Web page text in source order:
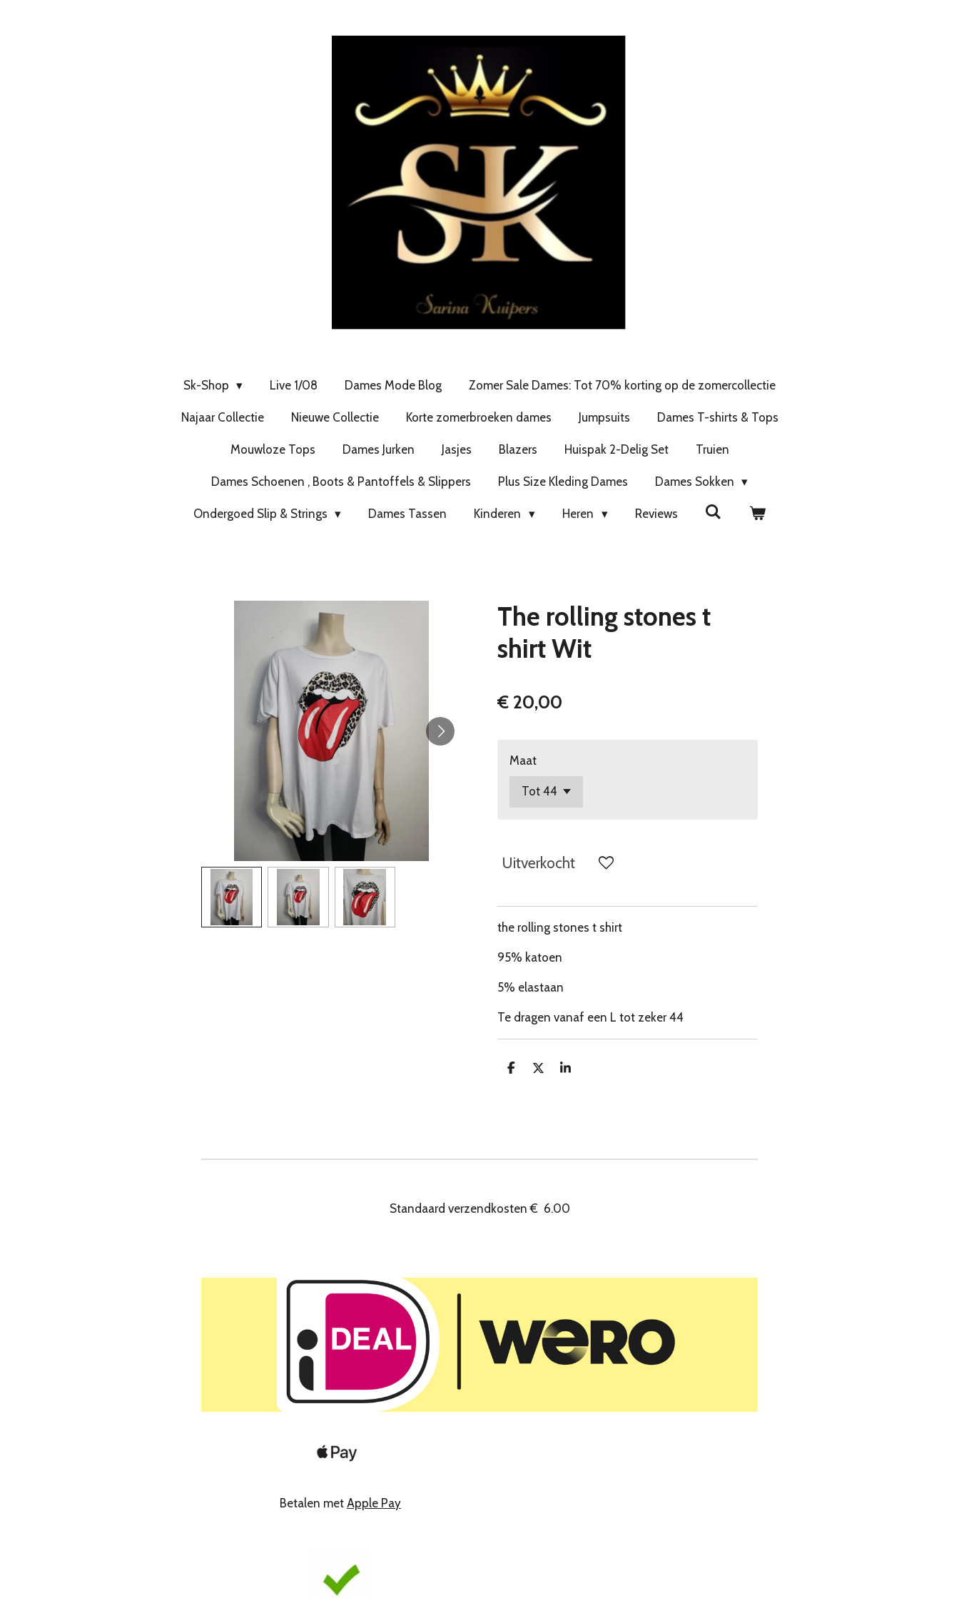
Sk-Shop Live 1/08 Dames Mode Blog Zomer Sale Dames: Tot 70% korting op de zomercollectie
Najaar Collectie Nieuwe Collectie Korte zomerbroeken dames Jumpsuits Dames T-shirts & Tops
Mouwloze Tops Dames Jurken Jasjes Blazers Huispak 2-Delig Set Truien
Dames Schoenen , Boots & Pantoffels & Slippers Plus Size Kleding Dames Dames Sokken
Ondergoed Slip & Strings Dames Tassen Kinderen Heren Reviews
The rolling stones t
shirt Wit
€ 20,00
Maat
Uitverkocht
the rolling stones t shirt
95% katoen
5% elastaan
Te dragen vanaf een L tot zeker 44
D
D
S
Standaard verzendkosten€ 6.00
Betalen met Apple Pay